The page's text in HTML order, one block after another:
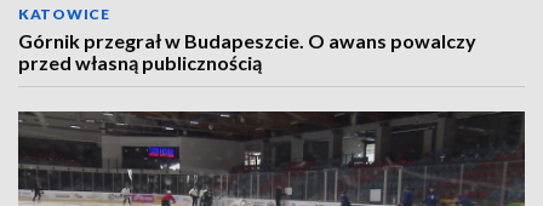
KATOWICE
Górnik przegrał w Budapeszcie. O awans powalczy
przed własną publicznością